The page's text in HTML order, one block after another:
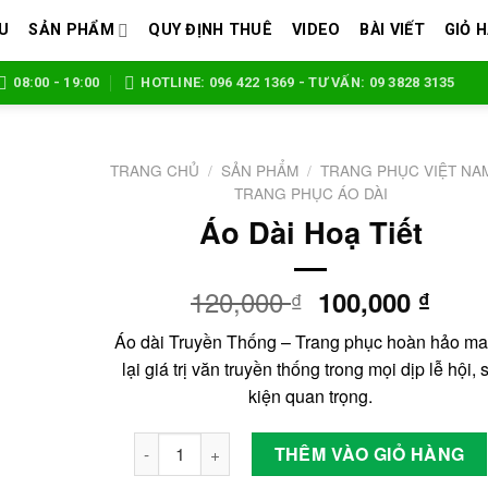
SẢN PHẨM QUY ĐỊNH THUÊ VIDEO BÀI VIẾT GIỎ
08:00 - 19:00 HOTLINE: 096 422 1369 - TƯ VẤN: 09 3828 3135
TRANG CHỦ / SẢN PHẨM / TRANG PHỤC VIỆT
TRANG PHỤC ÁO DÀI
Áo Dài Hoạ Tiết
120,000₫ Giá
gốc
là:
120,000 ₫.
100,000 ₫
hiện
tại
là:
Áo dài Truyền Thống – Trang phục hoàn hảo
lại giá trị văn truyền thống trong mọi dịp lễ hội,
kiện quan trọng.
Áo Dài Hoạ Tiết số lượngTHÊM VÀO GIỎ HÀNG